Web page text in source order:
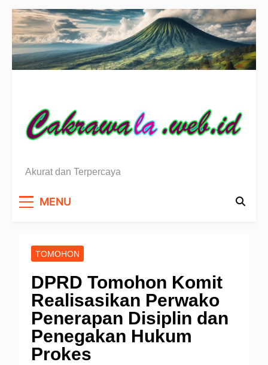
Skip
to
content
Berita Sulawesi Utara
Akurat dan Terpercaya
MENU
TOMOHON
DPRD Tomohon Komit
Realisasikan Perwako
Penerapan Disiplin dan
Penegakan Hukum
Prokes